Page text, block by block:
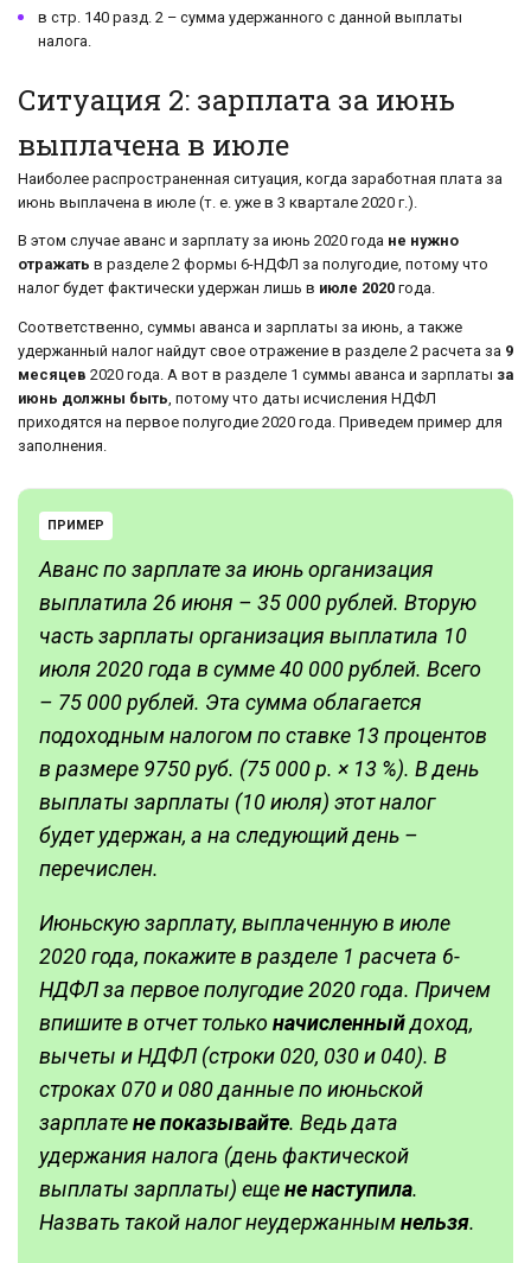
в стр. 140 разд. 2 – сумма удержанного с данной выплаты
налога.
Ситуация 2: зарплата за июнь
выплачена в июле
Наиболее распространенная ситуация, когда заработная плата за
июнь выплачена в июле (т. е. уже в 3 квартале 2020 г.).
В этом случае аванс и зарплату за июнь 2020 года не нужно
отражать в разделе 2 формы 6-НДФЛ за полугодие, потому что
налог будет фактически удержан лишь в июле 2020 года.
Соответственно, суммы аванса и зарплаты за июнь, а также
удержанный налог найдут свое отражение в разделе 2 расчета за 9
месяцев 2020 года. А вот в разделе 1 суммы аванса и зарплаты за
июнь должны быть, потому что даты исчисления НДФЛ
приходятся на первое полугодие 2020 года. Приведем пример для
заполнения.
ПРИМЕР
Аванс по зарплате за июнь организация
выплатила 26 июня – 35 000 рублей. Вторую
часть зарплаты организация выплатила 10
июля 2020 года в сумме 40 000 рублей. Всего
– 75 000 рублей. Эта сумма облагается
подоходным налогом по ставке 13 процентов
в размере 9750 руб. (75 000 р. × 13 %). В день
выплаты зарплаты (10 июля) этот налог
будет удержан, а на следующий день –
перечислен.
Июньскую зарплату, выплаченную в июле
2020 года, покажите в разделе 1 расчета 6-
НДФЛ за первое полугодие 2020 года. Причем
впишите в отчет тольконачисленныйдоход,
вычеты и НДФЛ (строки 020, 030 и 040). В
строках 070 и 080 данные по июньской
зарплатене показывайте. Ведь дата
удержания налога (день фактической
выплаты зарплаты) ещене наступила.
Назвать такой налог неудержаннымнельзя.